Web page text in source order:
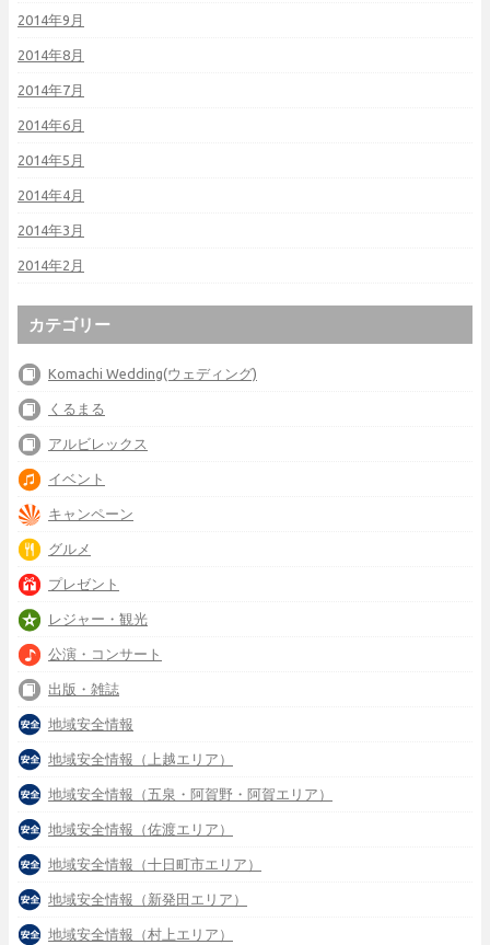
2014年9月
2014年8月
2014年7月
2014年6月
2014年5月
2014年4月
2014年3月
2014年2月
カテゴリー
Komachi Wedding(ウェディング)
くるまる
アルビレックス
イベント
キャンペーン
グルメ
プレゼント
レジャー・観光
公演・コンサート
出版・雑誌
地域安全情報
地域安全情報（上越エリア）
地域安全情報（五泉・阿賀野・阿賀エリア）
地域安全情報（佐渡エリア）
地域安全情報（十日町市エリア）
地域安全情報（新発田エリア）
地域安全情報（村上エリア）